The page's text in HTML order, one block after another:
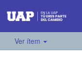
Ver ítem